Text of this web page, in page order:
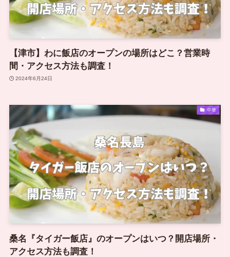
【津市】わに飯店のオープンの場所はどこ？営業時
間・アクセス方法も調査！
2024年6月24日
中華
桑名『タイガー飯店』のオープンはいつ？開店場所・
アクセス方法も調査！